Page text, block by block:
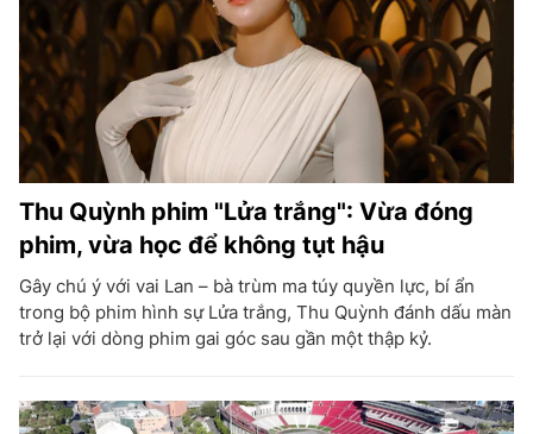
Thu Quỳnh phim "Lửa trắng": Vừa đóng
phim, vừa học để không tụt hậu
Gây chú ý với vai Lan – bà trùm ma túy quyền lực, bí ẩn
trong bộ phim hình sự Lửa trắng, Thu Quỳnh đánh dấu màn
trở lại với dòng phim gai góc sau gần một thập kỷ.